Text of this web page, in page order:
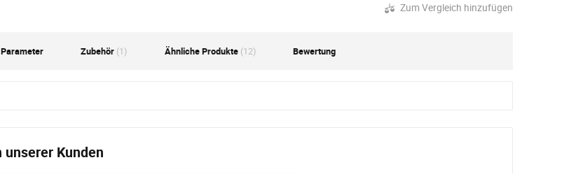
Zum Vergleich hinzufügen
Zubehör (1) Ähnliche Produkte (12) Bewertung
Kunden